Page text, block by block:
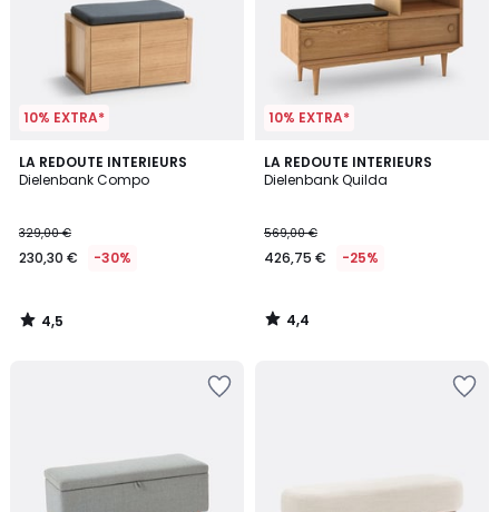
10% EXTRA*
LA REDOUTE INTERIEURS
Dielenbank Compo
€
Statt
€
30%
329,00 €
230,30 € -30%
4,5
/ 5
4,5
/
10% EXTRA*
LA REDOUTE INTERIEURS
Dielenbank Quilda
569,00 €
426,75 € -25%
4,4
/ 5
4,4
/